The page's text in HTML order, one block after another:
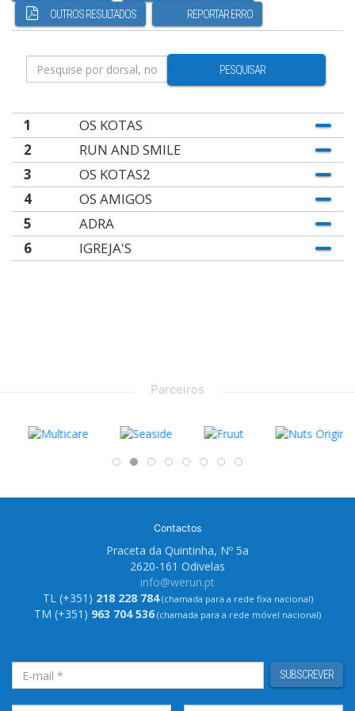
OUTROS RESULTADOS
REPORTAR ERRO
PESQUISAR
1
OS KOTAS
2
RUN AND SMILE
3
OS KOTAS2
4
OS AMIGOS
5
ADRA
6
IGREJA'S
Parceiros
Contactos
Praceta da Quintinha, Nº 5a
2620-161 Odivelas
info@werun.pt
TL (+351) 218 228 784(chamada para a rede fixa nacional)
TM (+351) 963 704 536 (chamada para a rede móvel nacional)
SUBSCREVER